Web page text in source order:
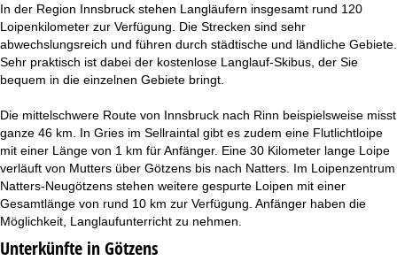
e
In der Region Innsbruck stehen Langläufern insgesamt rund 120
Loipenkilometer zur Verfügung. Die Strecken sind sehr
abwechslungsreich und führen durch städtische und ländliche Gebiete.
Sehr praktisch ist dabei der kostenlose Langlauf-Skibus, der Sie
bequem in die einzelnen Gebiete bringt.
Die mittelschwere Route von Innsbruck nach Rinn beispielsweise misst
ganze 46 km. In Gries im Sellraintal gibt es zudem eine Flutlichtloipe
mit einer Länge von 1 km für Anfänger. Eine 30 Kilometer lange Loipe
verläuft von Mutters über Götzens bis nach Natters. Im Loipenzentrum
Natters-Neugötzens stehen weitere gespurte Loipen mit einer
Gesamtlänge von rund 10 km zur Verfügung. Anfänger haben die
Möglichkeit, Langlaufunterricht zu nehmen.
Unterkünfte in Götzens